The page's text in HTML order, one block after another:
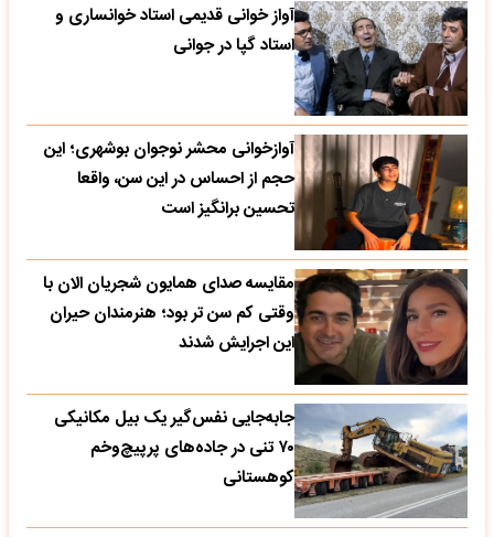
آواز خوانی قدیمی استاد خوانساری و
استاد گپا در جوانی
آوازخوانی محشر نوجوان بوشهری؛ این
حجم از احساس در این سن، واقعا
تحسین‌ برانگیز است
مقایسه صدای همایون شجریان الان با
وقتی کم سن تر بود؛ هنرمندان حیران
این اجرایش شدند
جابه‌جایی نفس‌گیر یک بیل مکانیکی
۷۰ تنی در جاده‌های پرپیچ‌وخم
کوهستانی